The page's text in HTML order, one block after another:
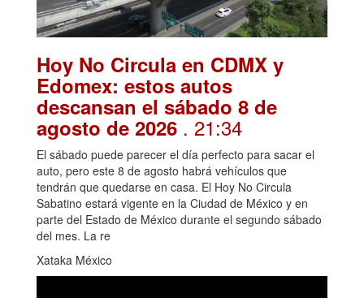
Hoy No Circula en CDMX y
Edomex: estos autos
descansan el sábado 8 de
agosto de 2026 . 21:34
El sábado puede parecer el día perfecto para sacar el
auto, pero este 8 de agosto habrá vehículos que
tendrán que quedarse en casa. El Hoy No Circula
Sabatino estará vigente en la Ciudad de México y en
parte del Estado de México durante el segundo sábado
del mes. La re
Xataka México